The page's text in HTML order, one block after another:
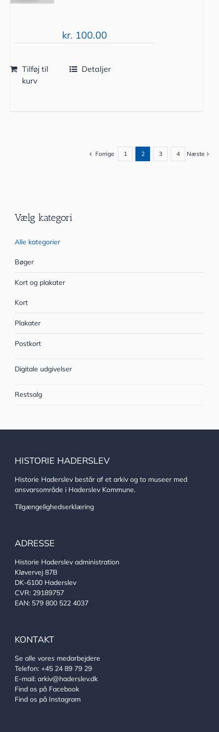
kr. 100.00
Tilføj til
kurv
Detaljer
Forrige 1 2 3 4 Næste
Vælg kategori
Alle kategorier
Bøger
Kort og plakater
Kort
Plakater
Postkort
Digitale udgivelser
Restsalg
HISTORIE HADERSLEV
Historie Haderslev består af et arkiv og to museer med
ansvarsområde i Haderslev Kommune.
Tilgængelighedserklæring
ADRESSE
Historie Haderslev administration
Kløvervej 87B
DK-6100 Haderslev
CVR: 29189757
EAN: 579 800 522 4037
KONTAKT
Se alle vores medarbejdere
Telefon: +45 24 89 79 29
E-mail: arkiv@haderslev.dk
Find os på Facebook
Find os på Instagram